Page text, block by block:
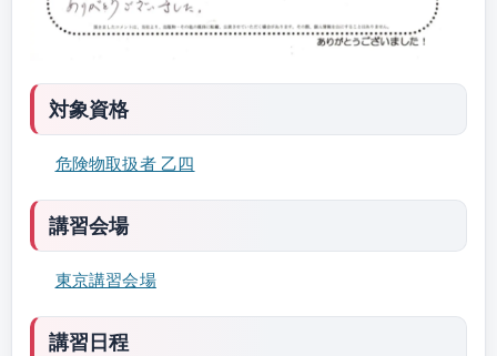
対象資格
危険物取扱者 乙四
講習会場
東京講習会場
講習日程